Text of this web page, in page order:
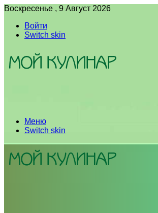
Воскресенье , 9 Август 2026
Войти
Switch skin
Меню
Switch skin